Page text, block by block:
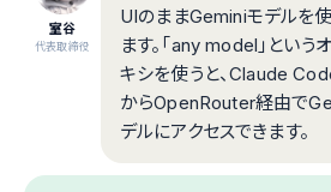
室谷
代表取締役
UIのままGeminiモデルを使
ます。「any model」という
キシを使うと、Claude
からOpenRouter経由で
デルにアクセスできます。